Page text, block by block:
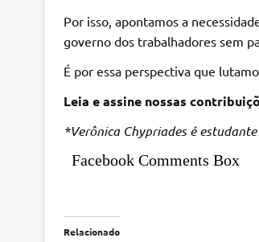
Por isso, apontamos a
governo dos trabalhadores sem
É por essa perspectiva que
Leia e assine nossas
*Verônica Chypriades é
Facebook Comments Box
Relacionado